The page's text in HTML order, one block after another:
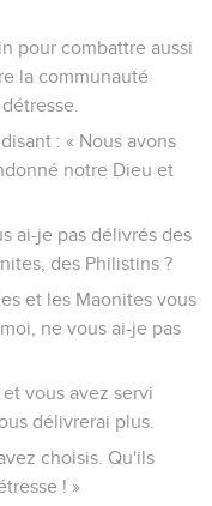
pour combattre aussi
la communauté
: « Nous avons
notre Dieu et
ai-je pas délivrés des
des Philistins ?
et les Maonites vous
ne vous ai-je pas
vous avez servi
délivrerai plus.
choisis. Qu'ils
! »